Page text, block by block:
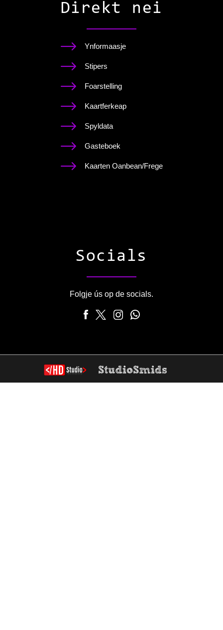
Direkt nei
Ynformaasje
Stipers
Foarstelling
Kaartferkeap
Spyldata
Gasteboek
Kaarten Oanbean/Frege
Socials
Folgje ús op de socials.